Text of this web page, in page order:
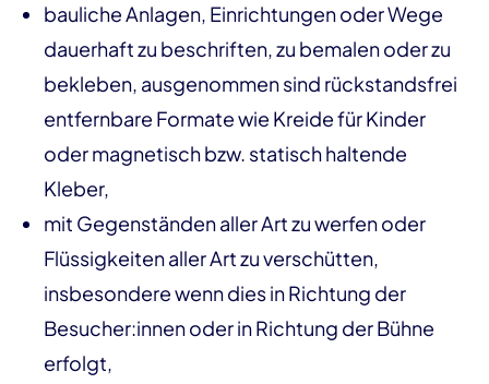
bauliche Anlagen, Einrichtungen oder Wege
dauerhaft zu beschriften, zu bemalen oder zu
bekleben, ausgenommen sind rückstandsfrei
entfernbare Formate wie Kreide für Kinder
oder magnetisch bzw. statisch haltende
Kleber,
mit Gegenständen aller Art zu werfen oder
Flüssigkeiten aller Art zu verschütten,
insbesondere wenn dies in Richtung der
Besucher:innen oder in Richtung der Bühne
erfolgt,